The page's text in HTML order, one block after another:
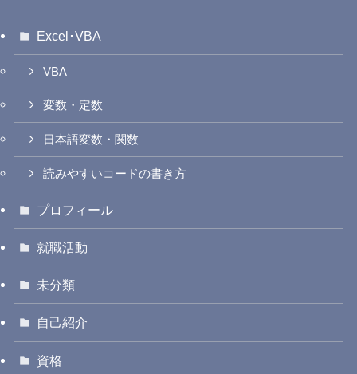
Excel･VBA
VBA
変数・定数
日本語変数・関数
読みやすいコードの書き方
プロフィール
就職活動
未分類
自己紹介
資格